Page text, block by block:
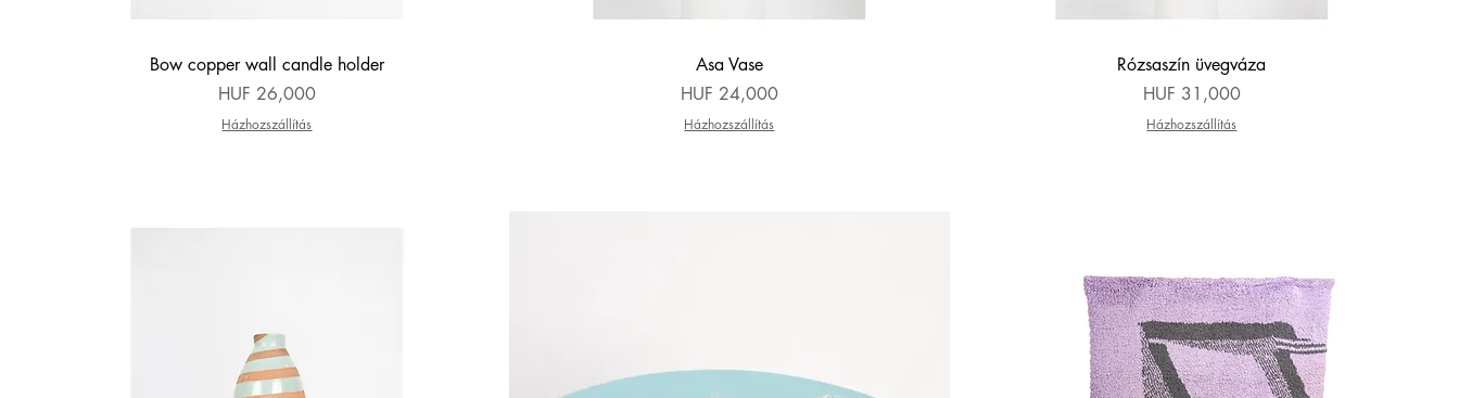
Quick View
Bow copper wall candle holder
Price
HUF 26,000
Házhozszállítás
Quick View
Asa Vase
Price
HUF 24,000
Házhozszállítás
Quick View
Rózsaszín üvegváza
Price
HUF 31,000
Házhozszállítás